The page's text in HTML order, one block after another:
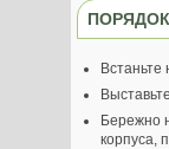
Встаньте
Бережно
корпуса,